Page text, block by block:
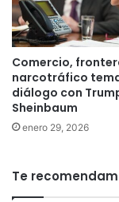
Comercio,
narcotráfico
diálogo con
Sheinbaum
enero 29, 2026
Te